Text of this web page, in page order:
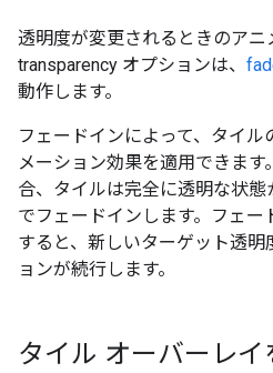
透明度が変更されるときのアニ
transparency オプションは、
動作します。
フェードインによって、タイ
メーション効果を適用できま
合、タイルは完全に透明な状
でフェードインします。フェ
すると、新しいターゲット透
ョンが続行します。
タイル オーバーレイ